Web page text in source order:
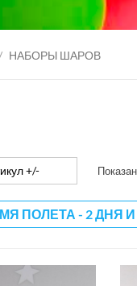
НАБОРЫ ШАРОВ
+/-
ПОЛЕТА - 2 ДНЯ